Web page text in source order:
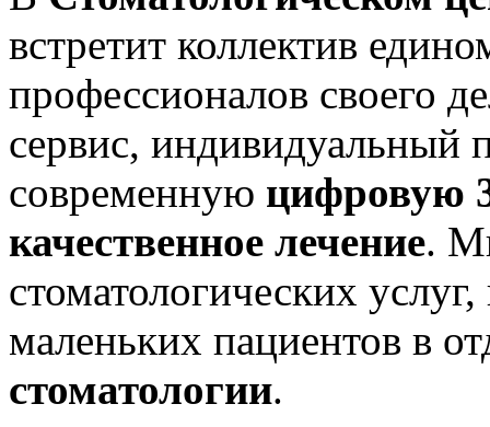
встретит коллектив
профессионалов своего
сервис, индивидуальный
современную цифровую
качественное лечение.
стоматологических
маленьких пациентов в
стоматологии.